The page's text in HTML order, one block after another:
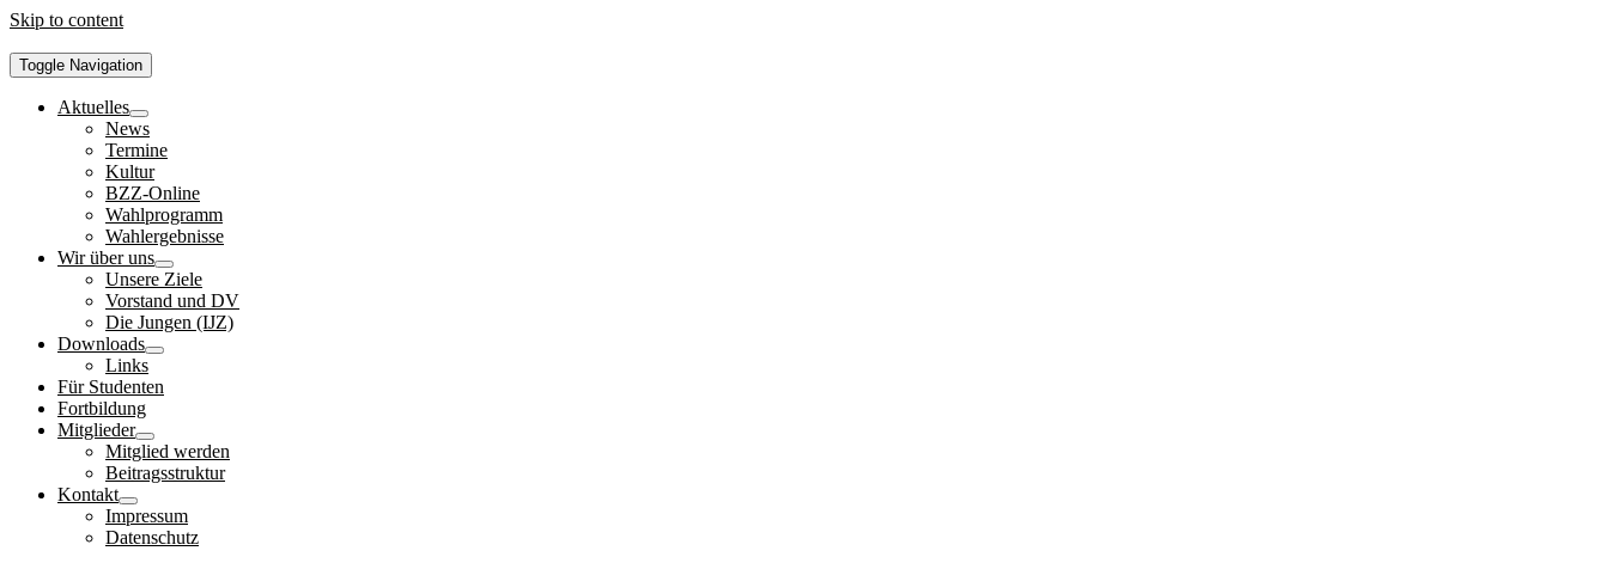
Skip to content
Toggle Navigation
Aktuelles
News
Termine
Kultur
BZZ-Online
Wahlprogramm
Wahlergebnisse
Wir über uns
Unsere Ziele
Vorstand und DV
Die Jungen (IJZ)
Downloads
Links
Für Studenten
Fortbildung
Mitglieder
Mitglied werden
Beitragsstruktur
Kontakt
Impressum
Datenschutz